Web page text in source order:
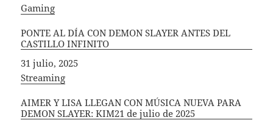
In relation to
Gaming
PONTE AL DÍA CON DEMON SLAYER ANTES DEL
CASTILLO INFINITO
Fecha
31 julio, 2025
In relation to
Streaming
AIMER Y LISA LLEGAN CON MÚSICA NUEVA PARA
DEMON SLAYER: KIM21 de julio de 2025